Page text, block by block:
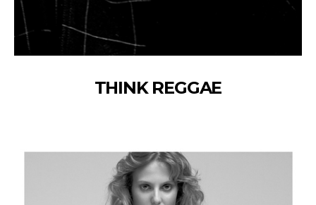
THINK REGGAE